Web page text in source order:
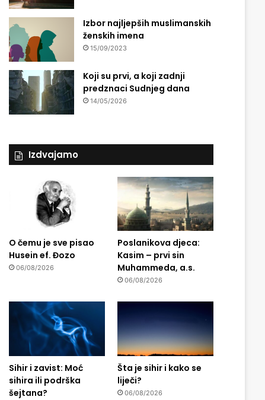
Izbor najljepših muslimanskih
ženskih imena
15/09/2023
Koji su prvi, a koji zadnji
predznaci Sudnjeg dana
14/05/2026
Izdvajamo
O čemu je sve pisao
Husein ef. Đozo
06/08/2026
Poslanikova djeca:
Kasim – prvi sin
Muhammeda, a.s.
06/08/2026
Sihir i zavist: Moć
sihira ili podrška
šejtana?
Šta je sihir i kako se
liječi?
06/08/2026